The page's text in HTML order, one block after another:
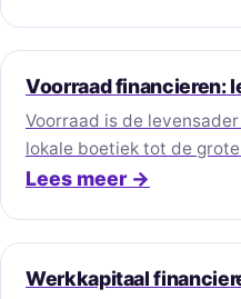
Voorraad financieren:
Voorraad is de
lokale boetiek tot de
Lees meer →
Werkkapitaal